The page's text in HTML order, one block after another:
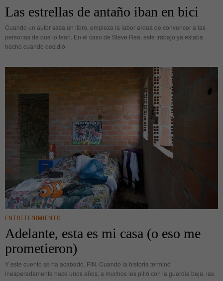
Las estrellas de antaño iban en bici
Cuando un autor saca un libro, empieza la labor ardua de convencer a las
personas de que lo lean. En el caso de Steve Rea, este trabajo ya estaba
hecho cuando decidió
ENTRETENIMIENTO
Adelante, esta es mi casa (o eso me
prometieron)
Y este cuento se ha acabado. FIN. Cuando la historia terminó
inesperadamente hace unos años, a muchos les pilló con la guardia baja, las